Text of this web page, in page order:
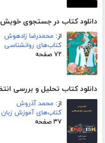
دانلود کتاب در جستجوی
از: محمدرضا زادهوش
کتاب‌های روانشناسی
۷۲ صفحه
دانلود کتاب تحلیل و بررسی
از: محمد آذروش
کتاب‌های آموزش زبان
۳۷ صفحه